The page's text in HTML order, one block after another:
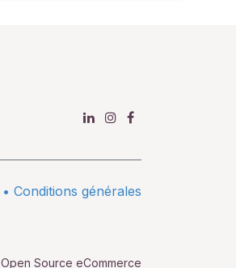
• Conditions générales
Open Source eCommerce